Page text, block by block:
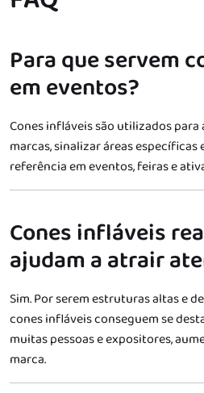
Para que servem
em eventos?
Cones infláveis são utilizados
marcas, sinalizar áreas
referência em eventos, feiras e
Cones infláveis
ajudam a atrair
Sim. Por serem estruturas altas e
cones infláveis conseguem se
muitas pessoas e expositores,
marca.